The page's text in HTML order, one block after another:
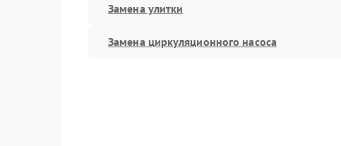
Замена улитки
Замена циркуляционного насоса